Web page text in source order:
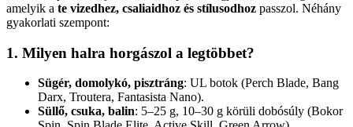
amelyik a te vizedhez, csaliaidhoz és stílusodhoz passzol. Néhány
gyakorlati szempont:
1. Milyen halra horgászol a legtöbbet?
Sügér, domolykó, pisztráng: UL botok (Perch Blade, Bang
Darx, Troutera, Fantasista Nano).
Süllő, csuka, balin: 5–25 g, 10–30 g körüli dobósúly (Bokor